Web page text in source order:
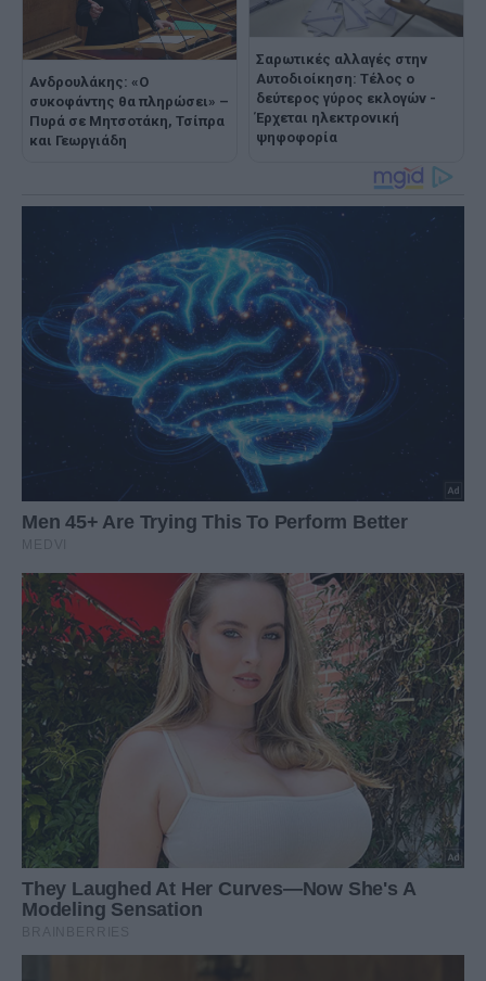
Ανδρουλάκης: «Ο
συκοφάντης θα πληρώσει» –
Πυρά σε Μητσοτάκη, Τσίπρα
και Γεωργιάδη
Σαρωτικές αλλαγές στην
Αυτοδιοίκηση: Τέλος ο
δεύτερος γύρος εκλογών -
Έρχεται ηλεκτρονική
ψηφοφορία